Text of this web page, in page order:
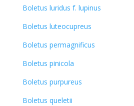
Boletus luridus f. lupinus
Boletus luteocupreus
Boletus permagnificus
Boletus pinicola
Boletus purpureus
Boletus queletii